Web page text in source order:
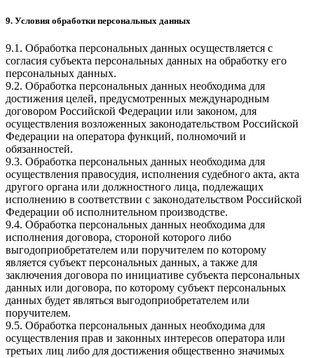
9. Условия обработки персональных данных
9.1. Обработка персональных данных осуществляется с
согласия субъекта персональных данных на обработку его
персональных данных.
9.2. Обработка персональных данных необходима для
достижения целей, предусмотренных международным
договором Российской Федерации или законом, для
осуществления возложенных законодательством Российской
Федерации на оператора функций, полномочий и
обязанностей.
9.3. Обработка персональных данных необходима для
осуществления правосудия, исполнения судебного акта, акта
другого органа или должностного лица, подлежащих
исполнению в соответствии с законодательством Российской
Федерации об исполнительном производстве.
9.4. Обработка персональных данных необходима для
исполнения договора, стороной которого либо
выгодоприобретателем или поручителем по которому
является субъект персональных данных, а также для
заключения договора по инициативе субъекта персональных
данных или договора, по которому субъект персональных
данных будет являться выгодоприобретателем или
поручителем.
9.5. Обработка персональных данных необходима для
осуществления прав и законных интересов оператора или
третьих лиц либо для достижения общественно значимых